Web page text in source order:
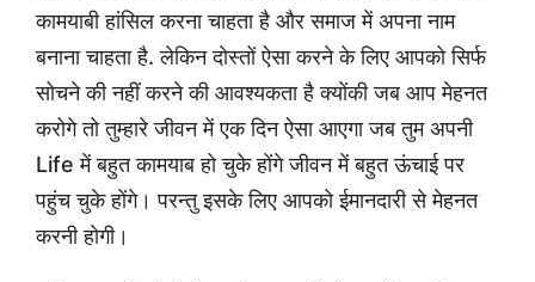
कामयाबी हांसिल करना चाहता है और समाज में अपना नाम
बनाना चाहता है. लेकिन दोस्तों ऐसा करने के लिए आपको सिर्फ
सोचने की नहीं करने की आवश्यकता है क्योंकी जब आप मेहनत
करोगे तो तुम्हारे जीवन में एक दिन ऐसा आएगा जब तुम अपनी
Life में बहुत कामयाब हो चुके होंगे जीवन में बहुत ऊंचाई पर
पहुंच चुके होंगे। परन्तु इसके लिए आपको ईमानदारी से मेहनत
करनी होगी।